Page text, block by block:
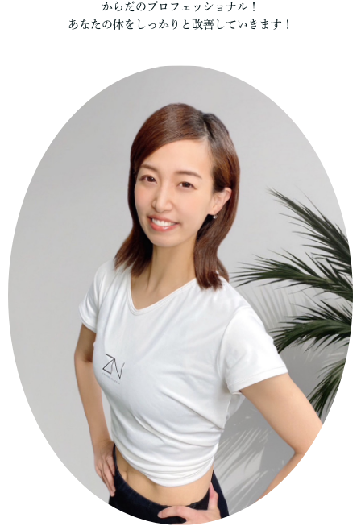
からだのプロフェッショナル！
あなたの体をしっかりと改善していきます！